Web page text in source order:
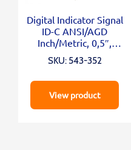
Digital Indicator Signal
ID-C ANSI/AGD
Inch/Metric, 0,5″,
0,00005″, Lug Back
SKU: 543-352
View product